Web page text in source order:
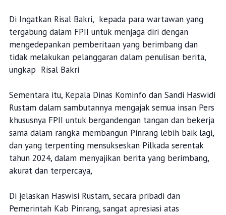
Di Ingatkan Risal Bakri, kepada para wartawan yang
tergabung dalam FPII untuk menjaga diri dengan
mengedepankan pemberitaan yang berimbang dan
tidak melakukan pelanggaran dalam penulisan berita,
ungkap Risal Bakri
Sementara itu, Kepala Dinas Kominfo dan Sandi Haswidi
Rustam dalam sambutannya mengajak semua insan Pers
khususnya FPII untuk bergandengan tangan dan bekerja
sama dalam rangka membangun Pinrang lebih baik lagi,
dan yang terpenting mensukseskan Pilkada serentak
tahun 2024, dalam menyajikan berita yang berimbang,
akurat dan terpercaya,
Di jelaskan Haswisi Rustam, secara pribadi dan
Pemerintah Kab Pinrang, sangat apresiasi atas